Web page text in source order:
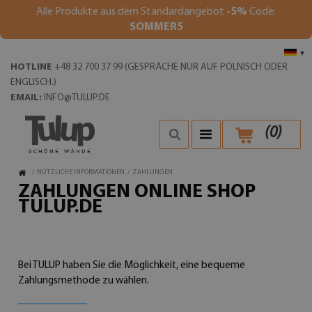
Alle Produkte aus dem Standardangebot -5% Code:
SOMMER5
▾
HOTLINE +48 32 700 37 99 (GESPRÄCHE NUR AUF POLNISCH ODER
ENGLISCH.)
EMAIL: INFO@TULUP.DE
(0)
/ NÜTZLICHE INFORMATIONEN / ZAHLUNGEN
ZAHLUNGEN ONLINE SHOP
TULUP.DE
Bei TULUP haben Sie die Möglichkeit, eine bequeme
Zahlungsmethode zu wählen.